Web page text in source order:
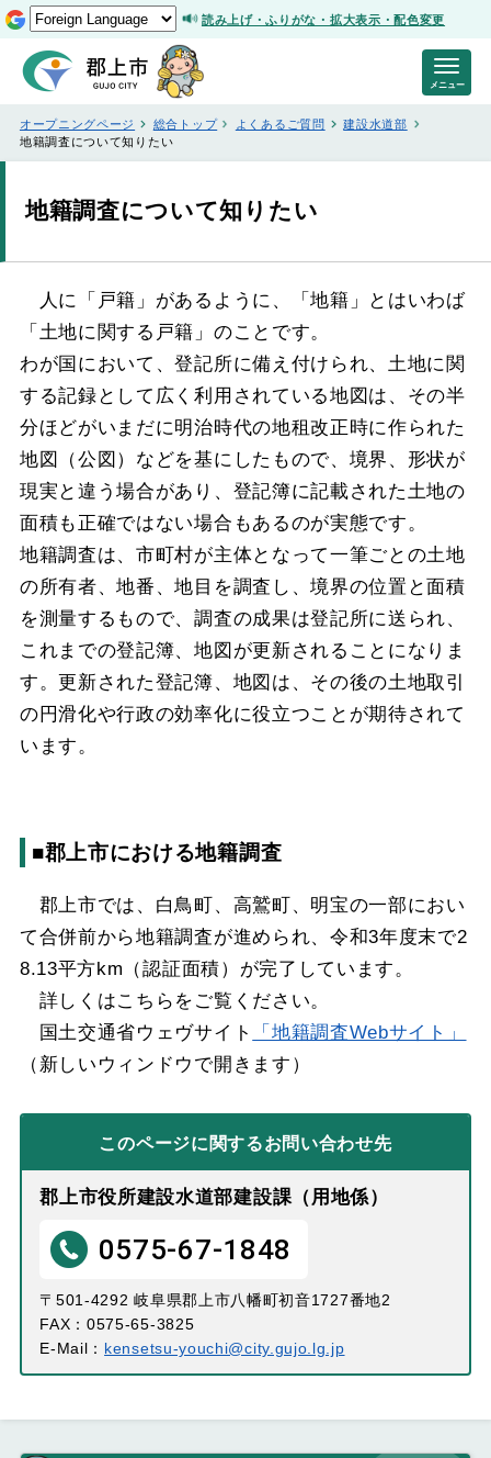
読み上げ・ふりがな・拡大表示・配色変更
オープニングページ 総合トップ よくあるご質問
建設水道部
地籍調査について知りたい
地籍調査について知りたい
人に「戸籍」があるように、「地籍」とはいわば
「土地に関する戸籍」のことです。
わが国において、登記所に備え付けられ、土地に関
する記録として広く利用されている地図は、その半
分ほどがいまだに明治時代の地租改正時に作られた
地図（公図）などを基にしたもので、境界、形状が
現実と違う場合があり、登記簿に記載された土地の
面積も正確ではない場合もあるのが実態です。
地籍調査は、市町村が主体となって一筆ごとの土地
の所有者、地番、地目を調査し、境界の位置と面積
を測量するもので、調査の成果は登記所に送られ、
これまでの登記簿、地図が更新されることになりま
す。更新された登記簿、地図は、その後の土地取引
の円滑化や行政の効率化に役立つことが期待されて
います。
■郡上市における地籍調査
郡上市では、白鳥町、高鷲町、明宝の一部におい
て合併前から地籍調査が進められ、令和3年度末で2
8.13平方km（認証面積）が完了しています。
詳しくはこちらをご覧ください。
国土交通省ウェヴサイト
「地籍調査Webサイト」
（新しいウィンドウで開きます）
このページに関するお問い合わせ先
郡上市役所建設水道部建設課（用地係）
0575-67-1848
〒501-4292 岐阜県郡上市八幡町初音1727番地2
FAX：0575-65-3825
E-Mail： kensetsu-youchi@city.gujo.lg.jp
メニュー